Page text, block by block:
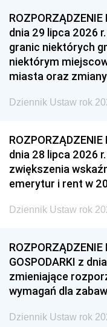
dnia 29 lipca 2026
granic niektórych
niektórym
miasta oraz
Dziennik Ustaw rok
dnia 28 lipca 2026
zwiększenia
emerytur i rent w
Dziennik Ustaw rok
GOSPODARKI z
zmieniające
wymagań dla
Dziennik Ustaw rok